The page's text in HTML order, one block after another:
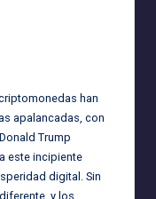
han
apalancadas, con
Trump
este incipiente
digital. Sin
y los